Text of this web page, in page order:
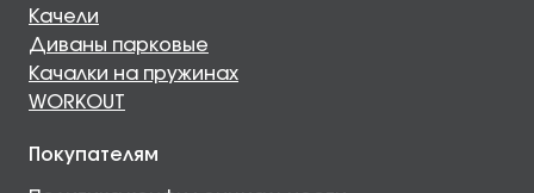
Качели
Диваны парковые
Качалки на пружинах
WORKOUT
Покупателям